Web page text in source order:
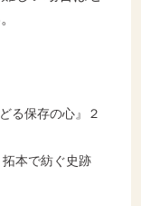
る保存の心』２
拓本で紡ぐ史跡